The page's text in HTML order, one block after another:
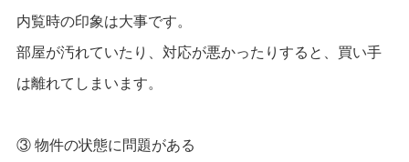
内覧時の印象は大事です。
部屋が汚れていたり、対応が悪かったりすると、買い手
は離れてしまいます。
③ 物件の状態に問題がある